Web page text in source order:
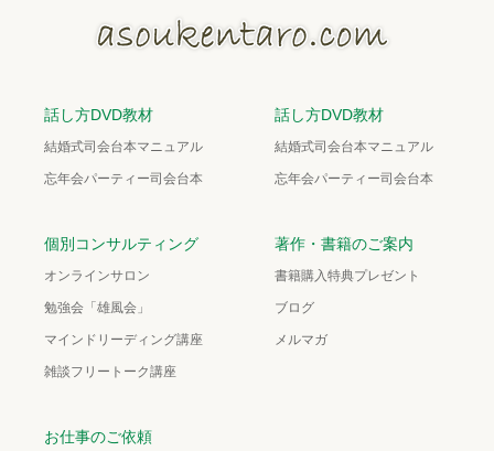
話し方DVD教材
結婚式司会台本マニュアル
忘年会パーティー司会台本
話し方DVD教材
結婚式司会台本マニュアル
忘年会パーティー司会台本
個別コンサルティング
オンラインサロン
勉強会「雄風会」
マインドリーディング講座
雑談フリートーク講座
著作・書籍のご案内
書籍購入特典プレゼント
ブログ
メルマガ
お仕事のご依頼